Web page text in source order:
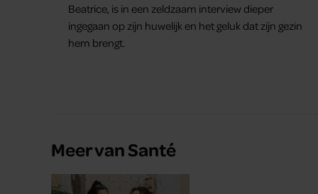
Beatrice, is in een zeldzaam interview dieper
ingegaan op zijn huwelijk en het geluk dat zijn gezin
hem brengt.
Meer van Santé